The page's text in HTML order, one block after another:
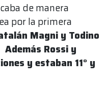
de manera
por la primera
Magni y Todino
Rossi y
y estaban 11° y